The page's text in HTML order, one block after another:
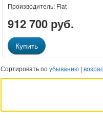
Производитель: Fiat
912 700 руб.
Купить
Сортировать поубыванию |